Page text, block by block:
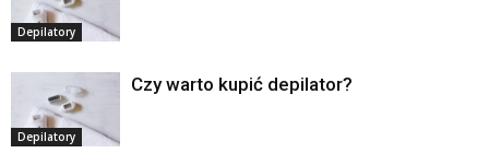
Depilatory
Depilatory
Czy warto kupić depilator?